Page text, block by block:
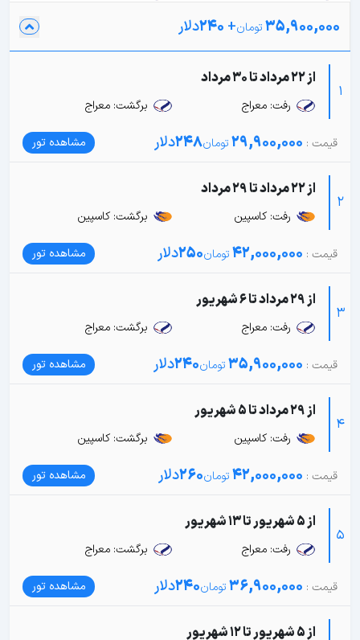
35,900,000
+
240دلار
1
از 22 مرداد تا 30 مرداد
رفت: معراج برگشت: معراج
29,900,000
248دلار مشاهده تور
2
از 22 مرداد تا 29 مرداد
رفت: کاسپین برگشت: کاسپین
42,000,000
250دلار مشاهده تور
3
از 29 مرداد تا 6 شهریور
رفت: معراج برگشت: معراج
35,900,000
240دلار مشاهده تور
4
از 29 مرداد تا 5 شهریور
رفت: کاسپین برگشت: کاسپین
42,000,000
260دلار مشاهده تور
5
از 5 شهریور تا 13 شهریور
رفت: معراج برگشت: معراج
36,900,000
240دلار مشاهده تور
از 5 شهریور تا 12 شهریور